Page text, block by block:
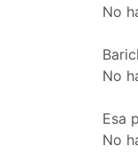
No
No
Esa
No